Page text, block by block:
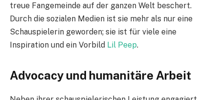
treue Fangemeinde auf der ganzen Welt beschert.
Durch die sozialen Medien ist sie mehr als nur eine
Schauspielerin geworden; sie ist für viele eine
Inspiration und ein Vorbild Lil Peep.
Advocacy und humanitäre Arbeit